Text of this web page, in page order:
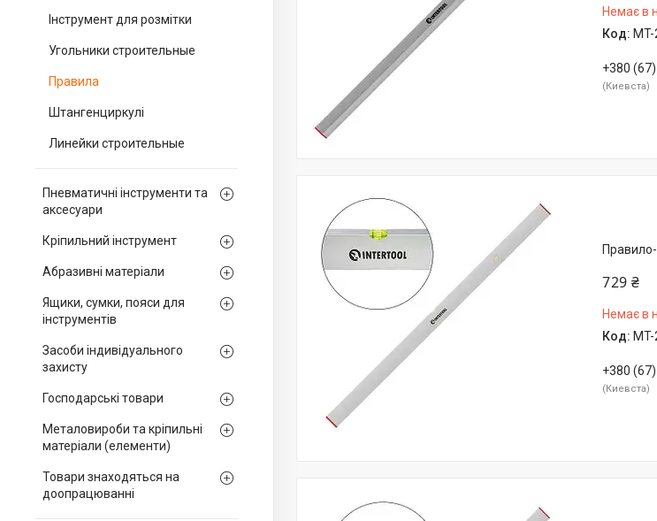
Інструмент для розмітки
Угольники строительные
Правила
Штангенциркулі
Линейки строительные
Пневматичні інструменти та
аксесуари
Кріпильний інструмент
Абразивні матеріали
Ящики, сумки, пояси для
інструментів
Засоби індивідуального
захисту
Господарські товари
Металовироби та кріпильні
матеріали (елементи)
Товари знаходяться на
доопрацюванні
Немає в
+380
Киевста
Правило-
729 ₴
Немає в
+380
Киевста